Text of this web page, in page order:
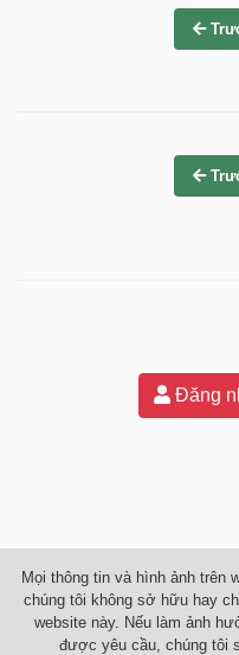
Đăng
Mọi thông tin và hình ảnh trên
chúng tôi không sở hữu hay
website này. Nếu làm ảnh
được yêu cầu, chúng tôi